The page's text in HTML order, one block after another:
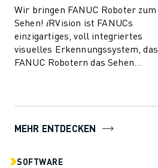
Wir bringen FANUC Roboter zum
Sehen! 𝑖RVision ist FANUCs
einzigartiges, voll integriertes
visuelles Erkennungssystem, das
FANUC Robotern das Sehen
MEHR ENTDECKEN
SOFTWARE